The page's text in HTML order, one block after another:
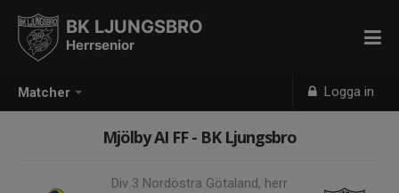
Matcher Logga in
BK LJUNGSBRO
Herrsenior
Mjölby AI FF - BK Ljungsbro
Div 3 Nordöstra Götaland, herr